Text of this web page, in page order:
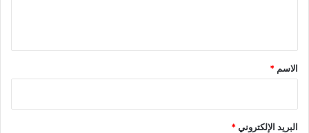
*
الاسم *
البريد الإلكتروني*